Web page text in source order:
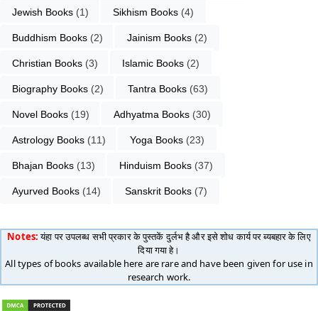
Jewish Books (1) Sikhism Books (4)
Buddhism Books (2) Jainism Books (2)
Christian Books (3) Islamic Books (2)
Biography Books (2) Tantra Books (63)
Novel Books (19) Adhyatma Books (30)
Astrology Books (11) Yoga Books (23)
Bhajan Books (13) Hinduism Books (37)
Ayurved Books (14) Sanskrit Books (7)
Notes:यंहा पर उपलब्ध सभी प्रकार के पुस्तकें दुर्लभ है और इसे शोध कार्य पर ब्यबहार के लिए
दिया गया हे।
All types of books available here are rare and have been given for use in
research work.